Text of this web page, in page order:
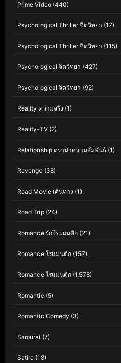
Prime Video (440)
Psychological Thriller จิตวิทยา (17)
Psychological Thriller จิตวิทยา (115)
Psychological จิตวิทยา (427)
Psychological จิตวิทยา (92)
Reality ความจริง (1)
Reality-TV (2)
Relationship ดราม่าความสัมพันธ์ (1)
Revenge (38)
Road Movie เดินทาง (1)
Road Trip (24)
Romance รักโรแมนติก (21)
Romance โรแมนติก (157)
Romance โรแมนติก (1,578)
Romantic (5)
Romantic Comedy (3)
Samurai (7)
Satire (18)